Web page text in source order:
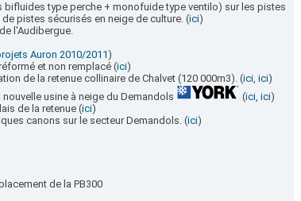
type perche + monofuide type ventilo) sur les pistes
pistes sécurisés en neige de culture. (ici)
l'Audibergue.
Auron 2010/2011)
et non remplacé (ici)
de la retenue collinaire de Chalvet (120 000m3). (ici, ici)
usine à neige du Demandols
(ici, ici)
de la retenue (ici)
canons sur le secteur Demandols. (ici)
de la PB300